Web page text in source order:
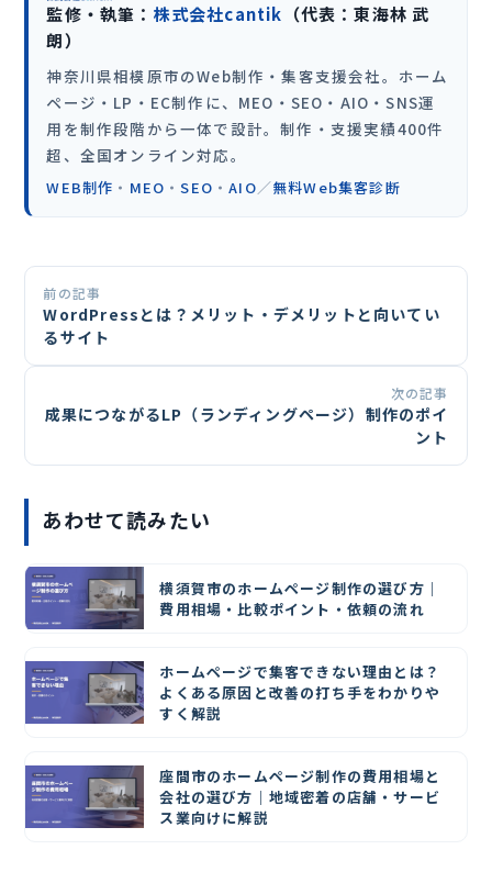
監修・執筆： 株式会社cantik （代表：東海林 武
朗）
神奈川県相模原市のWeb制作・集客支援会社。ホーム
ページ・LP・EC制作に、MEO・SEO・AIO・SNS運
用を制作段階から一体で設計。制作・支援実績400件
超、全国オンライン対応。
WEB制作 ・ MEO ・SEO ・AIO／無料Web集客診断
前の記事
WordPressとは？メリット・デメリットと向いてい
るサイト
次の記事
成果につながるLP（ランディングページ）制作のポイ
ント
あわせて読みたい
横須賀市のホームページ制作の選び方｜
費用相場・比較ポイント・依頼の流れ
ホームページで集客できない理由とは？
よくある原因と改善の打ち手をわかりや
すく解説
座間市のホームページ制作の費用相場と
会社の選び方｜地域密着の店舗・サービ
ス業向けに解説